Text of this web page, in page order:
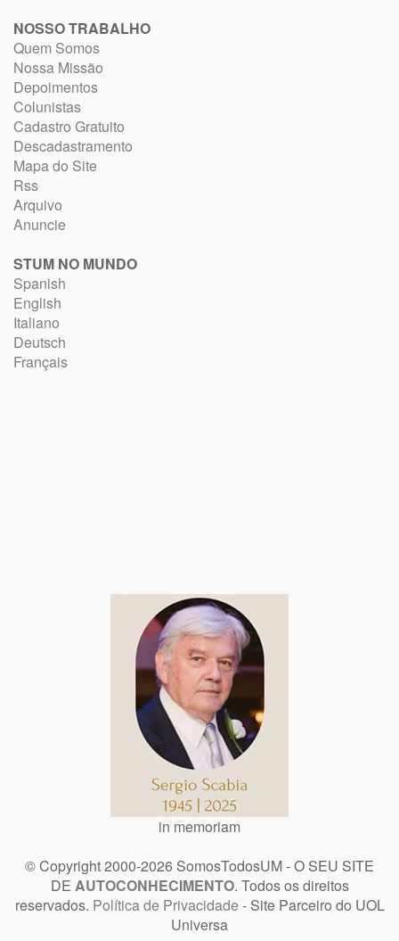
NOSSO TRABALHO
Quem Somos
Nossa Missão
Depoimentos
Colunistas
Cadastro Gratuito
Descadastramento
Mapa do Site
Rss
Arquivo
Anuncie
STUM NO MUNDO
Spanish
English
Italiano
Deutsch
Français
in memoriam
© Copyright 2000-2026 SomosTodosUM - O SEU SITE
DE AUTOCONHECIMENTO. Todos os direitos
reservados. Política de Privacidade - Site Parceiro do UOL
Universa